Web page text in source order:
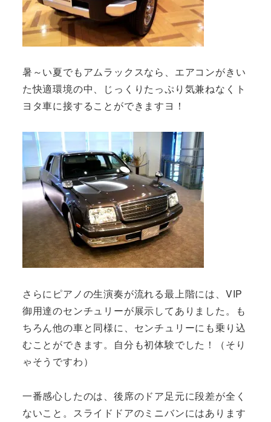
暑～い夏でもアムラックスなら、エアコンがきい
た快適環境の中、じっくりたっぷり気兼ねなくト
ヨタ車に接することができますヨ！
さらにピアノの生演奏が流れる最上階には、VIP
御用達のセンチュリーが展示してありました。も
ちろん他の車と同様に、センチュリーにも乗り込
むことができます。自分も初体験でした！（そり
ゃそうですわ）
一番感心したのは、後席のドア足元に段差が全く
ないこと。スライドドアのミニバンにはあります